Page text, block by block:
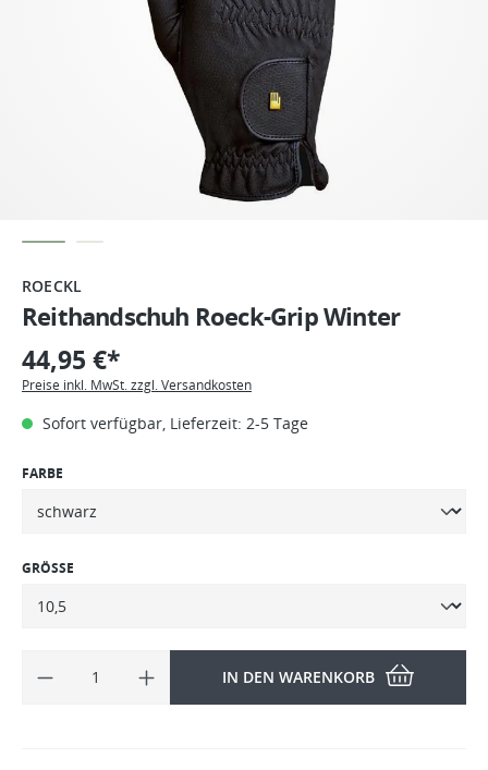
ROECKL
Reithandschuh Roeck-Grip Winter
44,95 €*
Preise inkl. MwSt. zzgl. Versandkosten
Sofort verfügbar, Lieferzeit: 2-5 Tage
FARBE
GRÖSSE
IN DEN WARENKORB